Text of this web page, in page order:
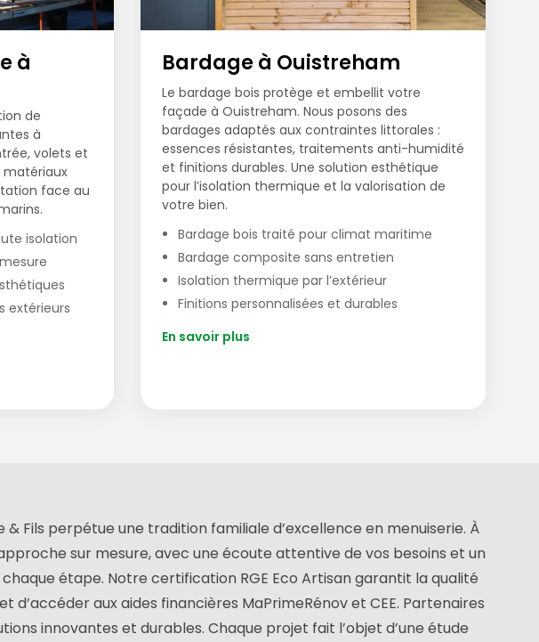
à
de
à
volets et
matériaux
face au
isolation
extérieurs
Bardage à Ouistreham
Le bardage bois protège et embellit votre
façade à Ouistreham. Nous posons des
bardages adaptés aux contraintes littorales :
essences résistantes, traitements anti-humidité
et finitions durables. Une solution esthétique
pour l’isolation thermique et la valorisation de
votre bien.
Bardage bois traité pour climat maritime
Bardage composite sans entretien
Isolation thermique par l’extérieur
Finitions personnalisées et durables
En savoir plus
& Fils perpétue une tradition familiale d’excellence en menuiserie. À
sur mesure, avec une écoute attentive de vos besoins et un
étape. Notre certification RGE Eco Artisan garantit la qualité
d’accéder aux aides financières MaPrimeRénov et CEE. Partenaires
innovantes et durables. Chaque projet fait l’objet d’une étude